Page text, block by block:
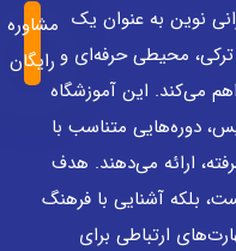
نوین به عنوان یک
محیطی حرفه‌ای و
می‌کند. این آموزشگاه‌
دوره‌هایی متناسب با
ارائه می‌دهند. هدف
بلکه آشنایی با فرهنگ
ارتباطی برای
مشاوره
رایگان